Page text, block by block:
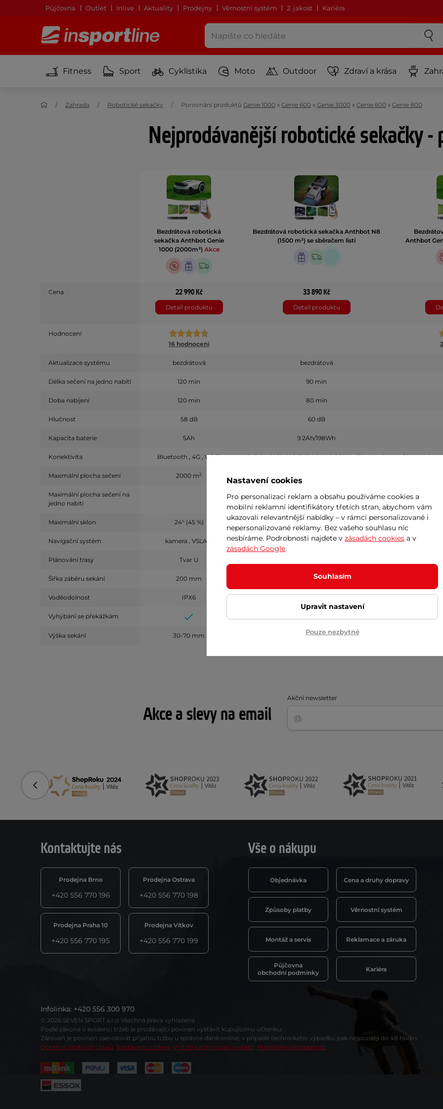
Půjčovna Outlet Inlive Aktuality Prodejny Věrnostní systém 2. jakost Kariéra
Fitness Sport Cyklistika Moto Outdoor Zdraví a krása
Zahrada Robotické sekačky Porovnání produktů Genie 1000 x Genie 600 x Genie 3000 x Genie 600 x Genie 800
Nejprodávanější robotické sekačky -
Bezdrátová robotická
sekačka Anthbot Genie
1000 (2000m²) Akce
Bezdrátová robotická sekačka Anthbot N8
(1500 m²) se sběračem listí
Anthbot
Cena 22 990 Kč
Detail produktu
33 890 Kč
Detail produktu
Hodnocení
16 hodnocení
Aktualizace systému bezdrátová bezdrátová
Délka sečení na jedno nabití 120 min 90 min
Doba nabíjení 120 min 80 min
Hlučnost 58 dB 60 dB
Kapacita baterie 5Ah 9.2Ah/198Wh
Konektivita Bluetooth , 4G , Wi-Fi Cellular (4G) , Wi-Fi (2,4GHz & 5GHz) , Bluetooth Bluetooth ,
Maximální plocha sečení 2000 m2
Maximální plocha sečení na
jedno nabití
202 m2
Maximální sklon 24° (45 %) 24° (45 %)
Navigační systém kamera , VSLAM Dual Vision , Full-Band RTK , NRTK
Plánování trasy Tvar U
Šířka záběru sekání 200 mm 20 mm
Voděodolnost IPX6
Vyhýbání se překážkám
Výška sekání 30-70 mm 30-70 mm
Akce a slevy na email
Akční newsletter
Předchozí
Kontaktujte nás
Prodejna Brno
+420 556 770 196
Prodejna Ostrava
+420 556 770 198
Prodejna Praha 10
+420 556 770 195
Prodejna Vítkov
+420 556 770 199
Vše o nákupu
Objednávka Cena a druhy dopravy
Způsoby platby Věrnostní systém
Montáž a servis Reklamace a záruka
Půjčovna
obchodní podmínky
Kariéra
Infolinka: +420 556 300 970
© 2026 SEVEN SPORT s.r.o Všechna práva vyhrazena
Podle zákona o evidenci tržeb je prodávající povinen vystavit kupujícímu účtenku.
Zároveň je povinen zaevidovat přijatou tržbu u správce daně online; v případě technického výpadku pak nejpozději do 48 hodin.
Ochrana osobních údajů Nastavení cookies Vnitřní oznamovací systém Prohlášení přístupnosti
Nastavení cookies
Pro personalizaci reklam a obsahu používáme cookies a
mobilní reklamní identifikátory třetích stran, abychom vám
ukazovali relevantnější nabídky – v rámci personalizované i
nepersonalizované reklamy. Bez vašeho souhlasu nic
nesbíráme. Podrobnosti najdete v zásadách cookies a v
zásadách Google.
Souhlasím
Upravit nastavení
Pouze nezbytné